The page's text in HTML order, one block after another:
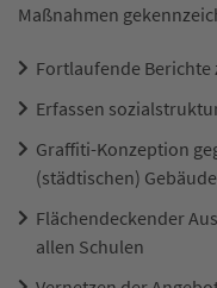
Maßnahmen
Fortlaufende
Erfassen
Graffiti-Konzeption
(städtischen)
Flächendeckender
allen Schulen